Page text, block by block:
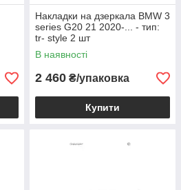
Накладки на дзеркала BMW 3
series G20 21 2020-... - тип:
tr- style 2 шт
В наявності
2 460 ₴/упаковка
Купити